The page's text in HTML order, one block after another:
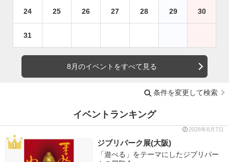
24 25 26 27 28 29 30
31
8月のイベントをすべて見る
条件を変更して検索
イベントランキング
2026年8月7日
ジブリパーク展(大阪)
「遊べる」をテーマにしたジブリパー